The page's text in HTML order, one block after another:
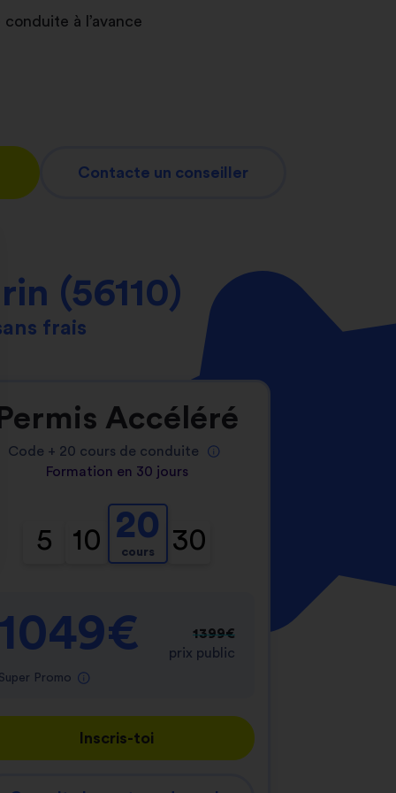
vos paramètres de confidentialité, en
à l’avance
Contacte un conseiller
(56110)
frais
Permis Accéléré
Code + 20 cours de conduite
Formation en 30 jours
5 10 20
cours 30
1049€
Super Promo
1399€
prix public
Inscris-toi